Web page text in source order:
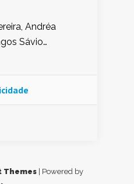
Andréa
Sávio
Fátima Peixoto,
Mesel,
Themes | Powered by